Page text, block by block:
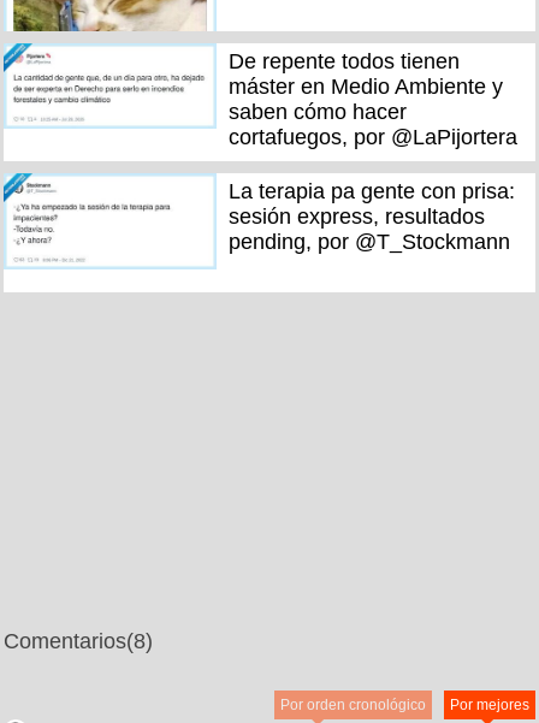
De repente todos tienen
máster en Medio Ambiente y
saben cómo hacer
cortafuegos, por @LaPijortera
La terapia pa gente con prisa:
sesión express, resultados
pending, por @T_Stockmann
Comentarios(8)
Por mejores
Por orden cronológico